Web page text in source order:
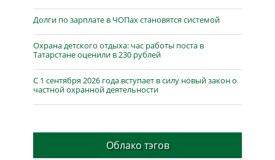
Долги по зарплате в ЧОПах становятся системой
Охрана детского отдыха: час работы поста в
Татарстане оценили в 230 рублей
С 1 сентября 2026 года вступает в силу новый закон о
частной охранной деятельности
Облако тэгов